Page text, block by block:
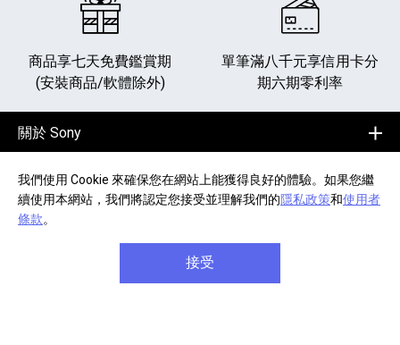
我們使用 Cookie 來確保您在網站上能獲得良好的體驗。如果您繼
續使用本網站，我們將認定您接受並理解我們的隱私政策和使用者
條款。
接受
商品享七天免費鑑賞期
(安裝商品/軟體除外)
單筆滿八千元享信用卡分
期六期零利率
關於 Sony
企業專案
常見問題